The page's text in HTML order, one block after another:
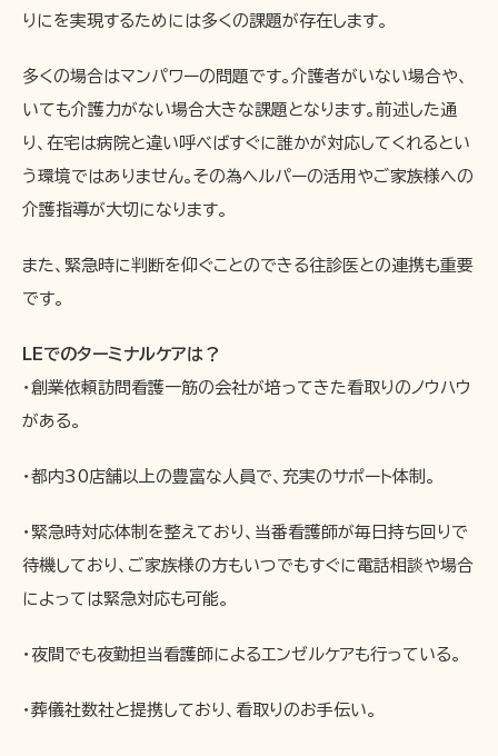
りにを実現するためには多くの課題が存在します。
多くの場合はマンパワーの問題です。介護者がいない場合や、
いても介護力がない場合大きな課題となります。前述した通
り、在宅は病院と違い呼べばすぐに誰かが対応してくれるとい
う環境ではありません。その為ヘルパーの活用やご家族様への
介護指導が大切になります。
また、緊急時に判断を仰ぐことのできる往診医との連携も重要
です。
LEでのターミナルケアは？
・創業依頼訪問看護一筋の会社が培ってきた看取りのノウハウ
がある。
・都内30店舗以上の豊富な人員で、充実のサポート体制。
・緊急時対応体制を整えており、当番看護師が毎日持ち回りで
待機しており、ご家族様の方もいつでもすぐに電話相談や場合
によっては緊急対応も可能。
・夜間でも夜勤担当看護師によるエンゼルケアも行っている。
・葬儀社数社と提携しており、看取りのお手伝い。